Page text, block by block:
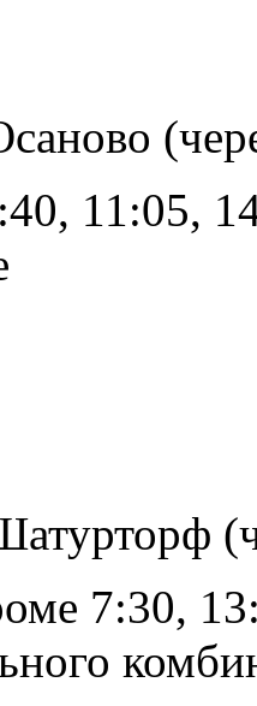
11:05,
7:30,